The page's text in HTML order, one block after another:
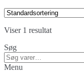
Viser 1 resultat
Søg
Søg
efter:
Menu